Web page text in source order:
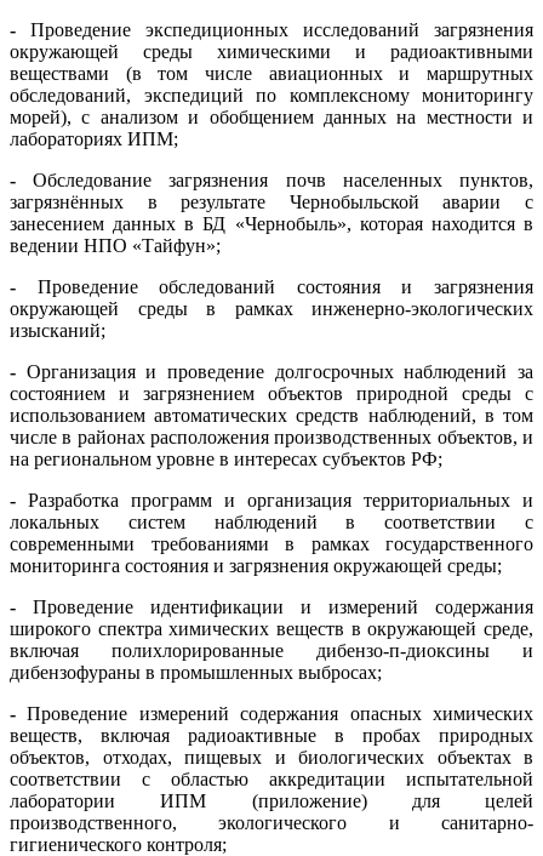
- Проведение экспедиционных исследований загрязнения
окружающей среды химическими и радиоактивными
веществами (в том числе авиационных и маршрутных
обследований, экспедиций по комплексному мониторингу
морей), с анализом и обобщением данных на местности и
лабораториях ИПМ;
-Обследование загрязнения почв населенных пунктов,
загрязнённых в результате Чернобыльской аварии с
занесением данных в БД «Чернобыль», которая находится в
ведении НПО «Тайфун»;
- Проведение обследований состояния и загрязнения
окружающей среды в рамках инженерно-экологических
изысканий;
- Организация и проведение долгосрочных наблюдений за
состоянием и загрязнением объектов природной среды с
использованием автоматических средств наблюдений, в том
числе в районах расположения производственных объектов, и
на региональном уровне в интересах субъектов РФ;
- Разработка программ и организация территориальных и
локальных систем наблюдений в соответствии с
современными требованиями в рамках государственного
мониторинга состояния и загрязнения окружающей среды;
- Проведение идентификации и измерений содержания
широкого спектра химических веществ в окружающей среде,
включая полихлорированные дибензо-п-диоксины и
дибензофураны в промышленных выбросах;
-Проведение измерений содержания опасных химических
веществ, включая радиоактивные в пробах природных
объектов, отходах, пищевых и биологических объектах в
соответствии с областью аккредитации испытательной
лаборатории ИПМ (приложение) для целей
производственного, экологического и санитарно-
гигиенического контроля;